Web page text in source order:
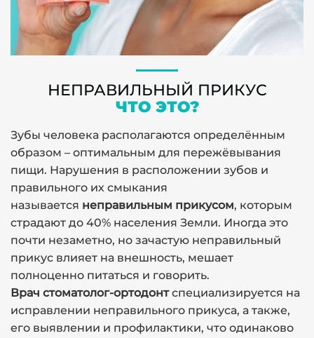
НЕПРАВИЛЬНЫЙ ПРИКУС
ЧТО ЭТО?
Зубы человека располагаются определённым
образом – оптимальным для пережёвывания
пищи. Нарушения в расположении зубов и
правильного их смыкания
называется неправильным прикусом, которым
страдают до 40% населения Земли. Иногда это
почти незаметно, но зачастую неправильный
прикус влияет на внешность, мешает
полноценно питаться и говорить.
Врач стоматолог-ортодонт специализируется на
исправлении неправильного прикуса, а также,
его выявлении и профилактики, что одинаково